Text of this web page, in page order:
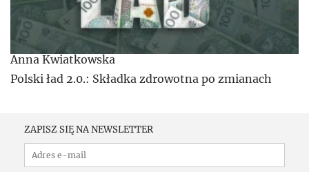
Anna Kwiatkowska
Polski ład 2.0.: Składka zdrowotna po zmianach
ZAPISZ SIĘ NA NEWSLETTER